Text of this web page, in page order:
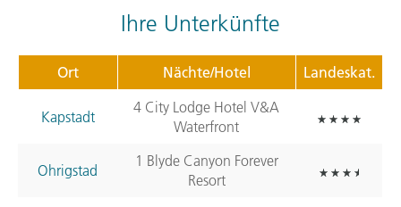
Ihre Unterkünfte
Ort Nächte/Hotel Landeskat.
Kapstadt
4 City Lodge Hotel V&A
Waterfront
Ohrigstad
1 Blyde Canyon Forever
Resort